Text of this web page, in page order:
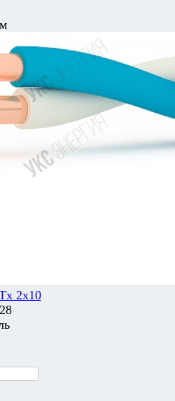
2х10